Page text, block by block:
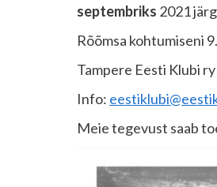
septembriks 2021
Rõõmsa kohtumiseni
Tampere Eesti Klubi
Info:
Meie tegevust saab